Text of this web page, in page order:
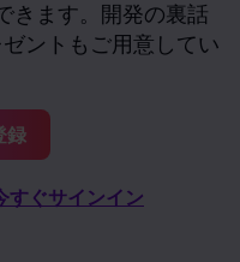
きます。開発の裏話
ントもご用意してい
録
すぐサインイン